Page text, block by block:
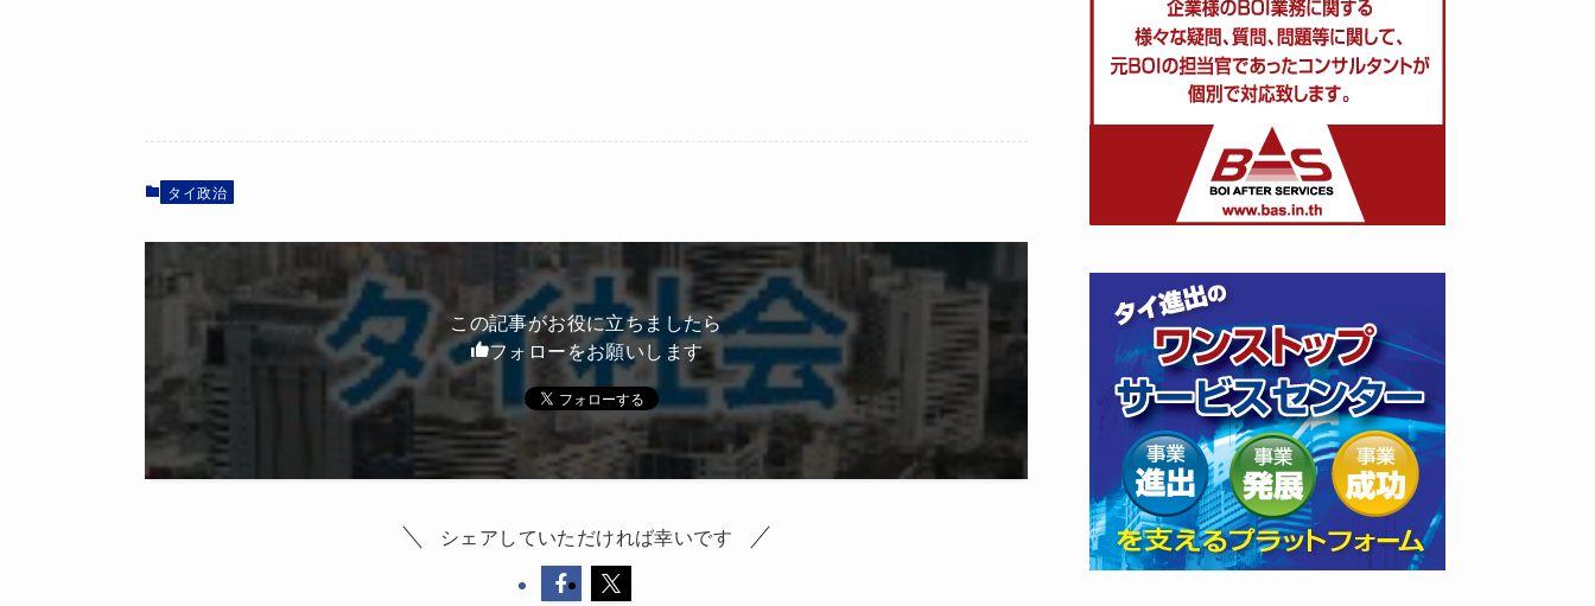
タイ政治
この記事がお役に立ちましたら
フォローをお願いします
シェアしていただければ幸いです